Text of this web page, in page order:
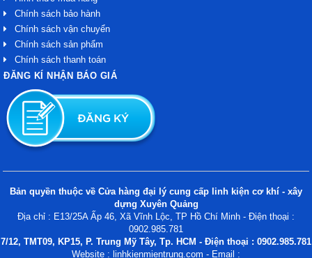
Chính sách bảo hành
Chính sách vận chuyển
Chính sách sản phẩm
Chính sách thanh toán
ĐĂNG KÍ NHẬN BÁO GIÁ
Bản quyền thuộc về Cửa hàng đại lý cung cấp linh kiện cơ khí - xây
dựng Xuyên Quảng
Địa chỉ : E13/25A Ấp 46, Xã Vĩnh Lộc, TP Hồ Chí Minh - Điện thoại :
0902.985.781
7/12, TMT09, KP15, P. Trung Mỹ Tây, Tp. HCM - Điện thoại : 0902.985.781
Website : linhkienmientrung.com - Email :